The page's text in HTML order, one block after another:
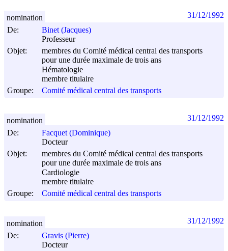
De:
Binet (Jacques)
Professeur
Objet:
membres du Comité médical central des transports
pour une durée maximale de trois ans
Hématologie
membre titulaire
Groupe:
Comité médical central des transports
nomination 31/12/1992
De:
Facquet (Dominique)
Docteur
Objet:
membres du Comité médical central des transports
pour une durée maximale de trois ans
Cardiologie
membre titulaire
Groupe:
Comité médical central des transports
nomination 31/12/1992
De:
Gravis (Pierre)
Docteur
nomination 31/12/1992